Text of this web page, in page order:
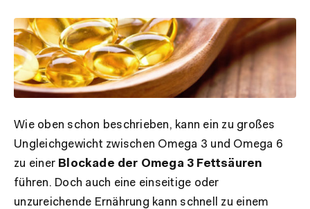
Wie oben schon beschrieben, kann ein zu großes
Ungleichgewicht zwischen Omega 3 und Omega 6
zu einer Blockade der Omega 3 Fettsäuren
führen. Doch auch eine einseitige oder
unzureichende Ernährung kann schnell zu einem